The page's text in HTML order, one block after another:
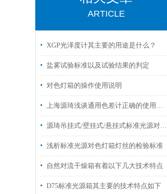
ARTICLE
XGP光泽度计其主要的用途是什么？
盐雾试验标准以及试验结果的判定
对色灯箱的操作使用说明
上海源琦浅谈通用色差计正确的使用方法
源琦吊挂式/壁挂式/悬挂式标准光源对色灯箱 D65/D50/TL84
浅析标准光源对色灯箱灯丝的检验标准
自然对流干燥箱有着以下几大技术特点
D75标准光源箱其主要的技术特点如下